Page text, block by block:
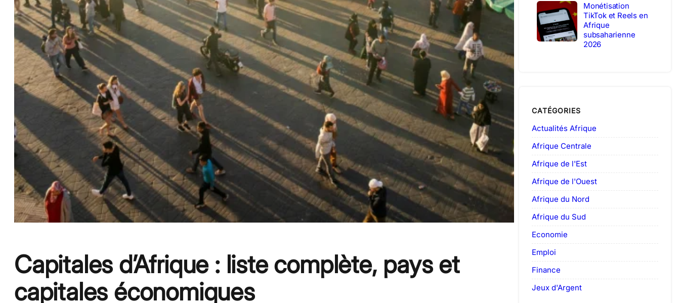
Capitales d’Afrique : liste complète, pays et
capitales économiques
Monétisation
TikTok et Reels en
Afrique
subsaharienne
2026
CATÉGORIES
Actualités Afrique
Afrique Centrale
Afrique de l'Est
Afrique de l'Ouest
Afrique du Nord
Afrique du Sud
Economie
Emploi
Finance
Jeux d'Argent